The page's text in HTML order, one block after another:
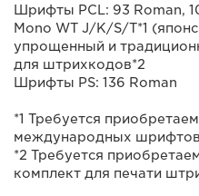
Шрифты PCL: 93 Roman,
Mono WT J/K/S/T*1
упрощенный и
для штрихкодов*2
Шрифты PS: 136 Roman
*1 Требуется
международных шрифтов
*2 Требуется
комплект для печати